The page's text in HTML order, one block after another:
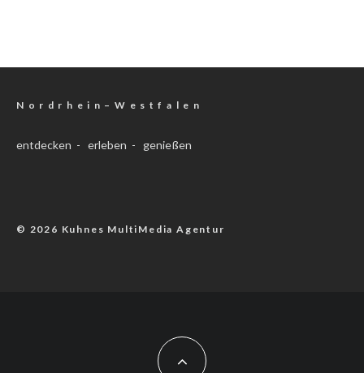
N o r d r h e i n – W e s t f a l e n
entdecken - erleben - genießen
© 2026 Kuhnes MultiMedia Agentur